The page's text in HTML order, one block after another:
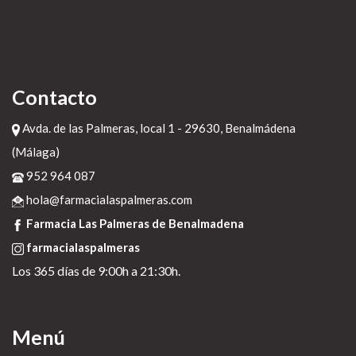
Contacto
Avda. de las Palmeras, local 1 - 29630, Benalmádena
(Málaga)
952 964 087
hola@farmacialaspalmeras.com
Farmacia Las Palmeras de Benalmadena
farmacialaspalmeras
Los 365 días de 9:00h a 21:30h.
Menú